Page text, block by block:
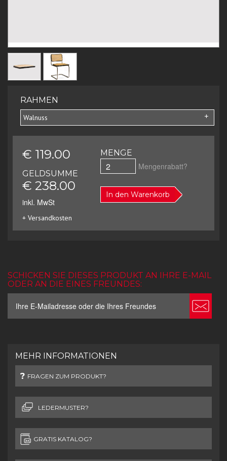
RAHMEN
Walnuss
€ 119.00
GELDSUMME
€ 238.00
inkl. MwSt
+ Versandkosten
MENGE
Mengenrabatt?
In den Warenkorb
SCHICKEN SIE DIESES PRODUKT AN IHRE E-MAIL
ODER AN DIE EINES FREUNDES:
MEHR INFORMATIONEN
FRAGEN ZUM PRODUKT?
LEDERMUSTER?
GRATIS KATALOG?